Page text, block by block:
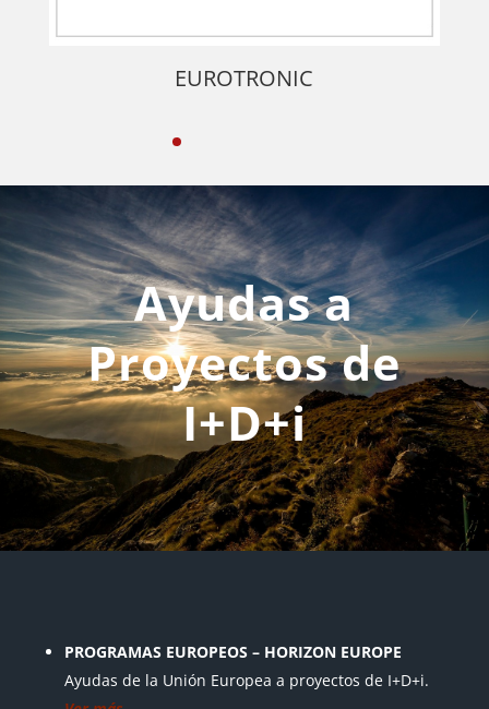
GRUDEM
Ayudas a
Proyectos de
I+D+i
PROGRAMAS EUROPEOS – HORIZON EUROPE
Ayudas de la Unión Europea a proyectos de I+D+i.